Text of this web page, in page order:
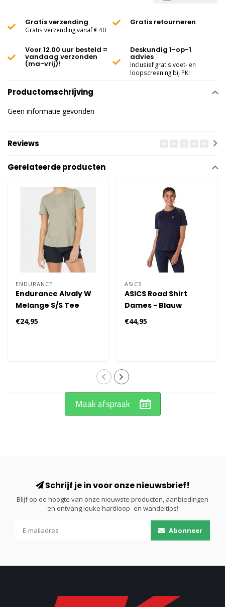
Gratis verzending
Gratis verzending vanaf € 40
Gratis retourneren
Voor 12.00 uur besteld =
vandaag verzonden
(ma-vrij)!
Deskundig 1-op-1
advies
Inclusief gratis voet- en
loopscreening bij PK!
Productomschrijving
Geen informatie gevonden
Reviews
Gerelateerde producten
ENDURANCE
Endurance Alvaly W
Melange S/S Tee
Hardloopkleding
Dames 3110 - Groen
€24,95
ASICS
ASICS Road Shirt
Dames - Blauw
€44,95
Maak afspraak
Schrijf je in voor onze nieuwsbrief!
Blijf op de hoogte van onze nieuwste producten, aanbiedingen
en ontvang leuke hardloop- en wandeltips!
Abonneer